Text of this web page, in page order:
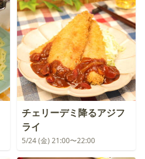
チェリーデミ降るアジフ
ライ
5/24 (金) 21:00〜22:00